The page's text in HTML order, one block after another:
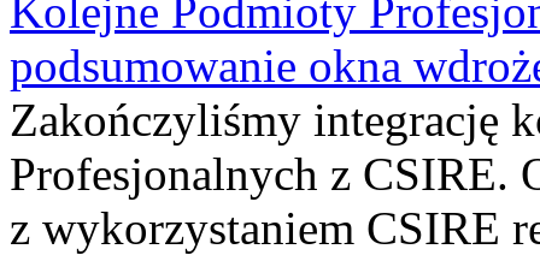
Kolejne Podmioty
podsumowanie okna
Zakończyliśmy integrację
Profesjonalnych z CSIRE.
z wykorzystaniem CSIRE